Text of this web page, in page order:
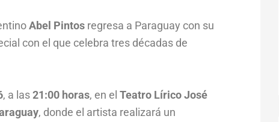
Abel Pintos regresa a Paraguay con su
con el que celebra tres décadas de
, a las21:00 horas, en el Teatro Lírico José
, donde el artista realizará un